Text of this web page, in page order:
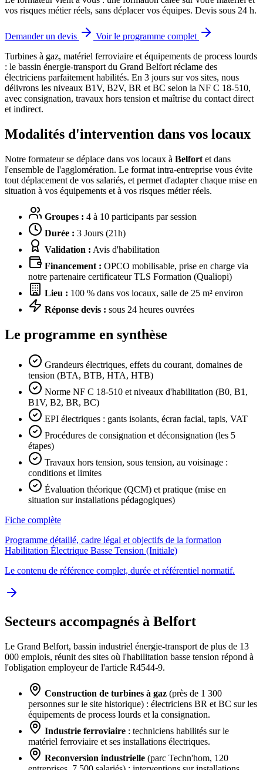
vos risques métier réels, sans déplacer vos équipes. Devis sous 24 h.
Demander un devis
Voir le programme complet
Turbines à gaz, matériel ferroviaire et équipements de process lourds
: le bassin énergie-transport du Grand Belfort réclame des
électriciens parfaitement habilités. En 3 jours sur vos sites, nous
délivrons les niveaux B1V, B2V, BR et BC selon la NF C 18-510,
avec consignation, travaux hors tension et maîtrise du contact direct
et indirect.
Modalités d'intervention dans vos locaux
Notre formateur se déplace dans vos locaux à Belfort et dans
l'ensemble de l'agglomération. Le format intra-entreprise vous évite
tout déplacement de vos salariés, et permet d'adapter chaque mise en
situation à vos équipements et à vos risques métier réels.
Groupes : 4 à 10 participants par session
Durée : 3 Jours (21h)
Validation : Avis d'habilitation
Financement : OPCO mobilisable, prise en charge via
notre partenaire certificateur TLS Formation (Qualiopi)
Lieu : 100 % dans vos locaux, salle de 25 m² environ
Réponse devis : sous 24 heures ouvrées
Le programme en synthèse
Grandeurs électriques, effets du courant, domaines de
tension (BTA, BTB, HTA, HTB)
Norme NF C 18-510 et niveaux d'habilitation (B0, B1,
B1V, B2, BR, BC)
EPI électriques : gants isolants, écran facial, tapis, VAT
Procédures de consignation et déconsignation (les 5
étapes)
Travaux hors tension, sous tension, au voisinage :
conditions et limites
Évaluation théorique (QCM) et pratique (mise en
situation sur installations pédagogiques)
Fiche complète
Programme détaillé, cadre légal et objectifs de la formation
Habilitation Électrique Basse Tension (Initiale)
Le contenu de référence complet, durée et référentiel normatif.
Secteurs accompagnés à Belfort
Le Grand Belfort, bassin industriel énergie-transport de plus de 13
000 emplois, réunit des sites où l'habilitation basse tension répond à
l'obligation employeur de l'article R4544-9.
Construction de turbines à gaz (près de 1 300
personnes sur le site historique) : électriciens BR et BC sur les
équipements de process lourds et la consignation.
Industrie ferroviaire : techniciens habilités sur le
matériel ferroviaire et ses installations électriques.
Reconversion industrielle (parc Techn'hom, 120